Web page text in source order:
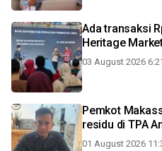
Ada transaksi
Heritage
03 August 2026
Pemkot
residu di TPA
01 August 2026